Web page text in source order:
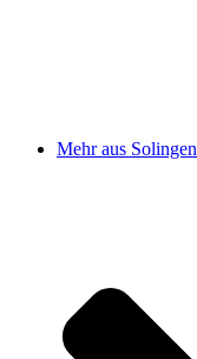
Mehr aus Solingen